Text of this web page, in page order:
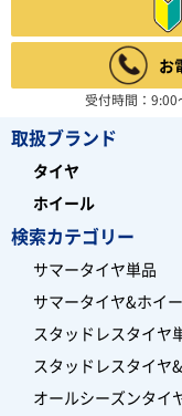
お
受付時間：
取扱ブランド
タイヤ
ホイール
検索カテゴリー
サマータイヤ単品
サマータイヤ&ホイ
スタッドレスタイヤ
スタッドレスタイヤ
オールシーズンタイ